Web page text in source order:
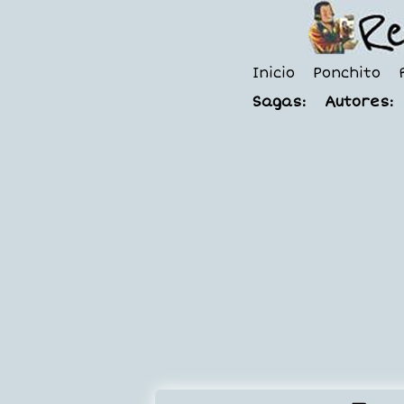
Inicio Ponchito
Sagas:
Autores: